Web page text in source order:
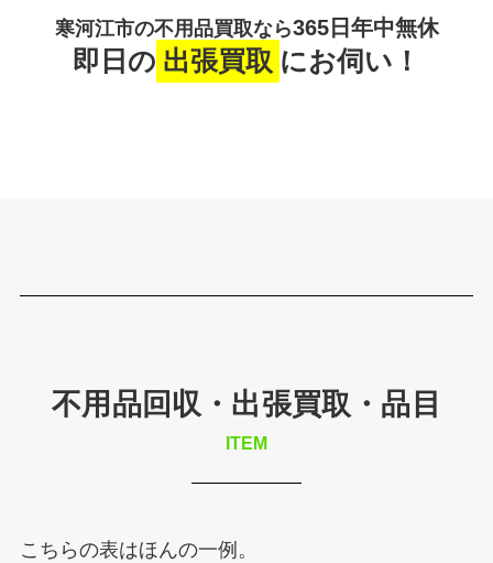
寒河江市の不用品買取なら365日年中無休
即日の 出張買取 にお伺い！
不用品回収・出張買取・品目
ITEM
こちらの表はほんの一例。